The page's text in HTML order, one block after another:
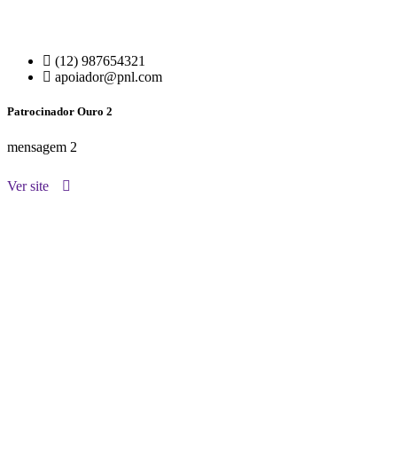
(12) 987654321
apoiador@pnl.com
Patrocinador Ouro 2
mensagem 2
Ver site